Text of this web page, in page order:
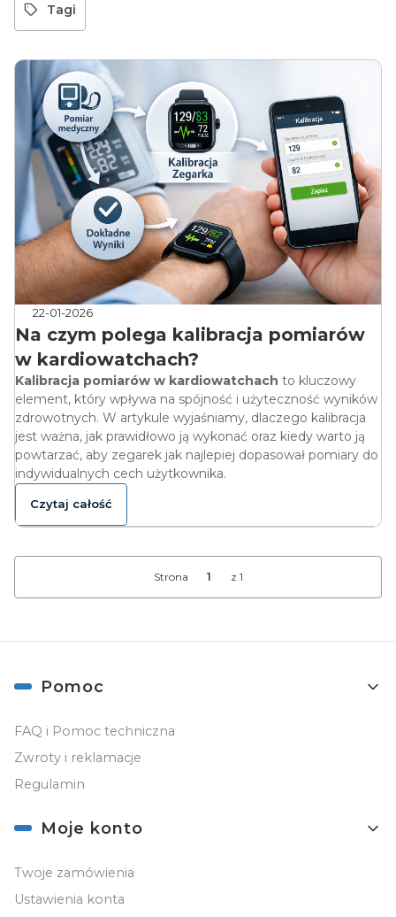
Tagi
22-01-2026
Na czym polega kalibracja pomiarów
w kardiowatchach?
Kalibracja pomiarów w kardiowatchach to kluczowy
element, który wpływa na spójność i użyteczność wyników
zdrowotnych. W artykule wyjaśniamy, dlaczego kalibracja
jest ważna, jak prawidłowo ją wykonać oraz kiedy warto ją
powtarzać, aby zegarek jak najlepiej dopasował pomiary do
indywidualnych cech użytkownika.
Czytaj całość
Strona z 1
Linki w stopce
Pomoc
FAQ i Pomoc techniczna
Zwroty i reklamacje
Regulamin
Moje konto
Twoje zamówienia
Ustawienia konta